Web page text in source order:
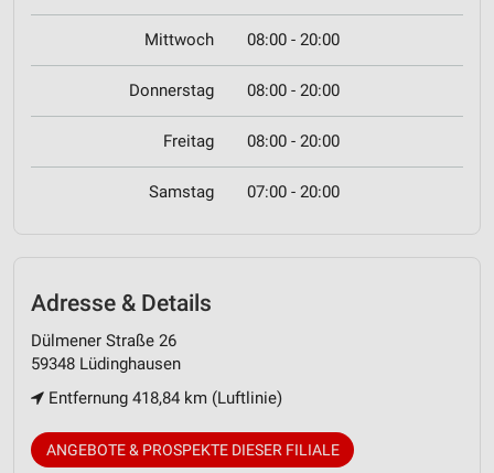
Mittwoch 08:00 - 20:00
Donnerstag 08:00 - 20:00
Freitag 08:00 - 20:00
Samstag 07:00 - 20:00
Adresse & Details
Dülmener Straße 26
59348 Lüdinghausen
Entfernung 418,84 km (Luftlinie)
ANGEBOTE & PROSPEKTE DIESER FILIALE